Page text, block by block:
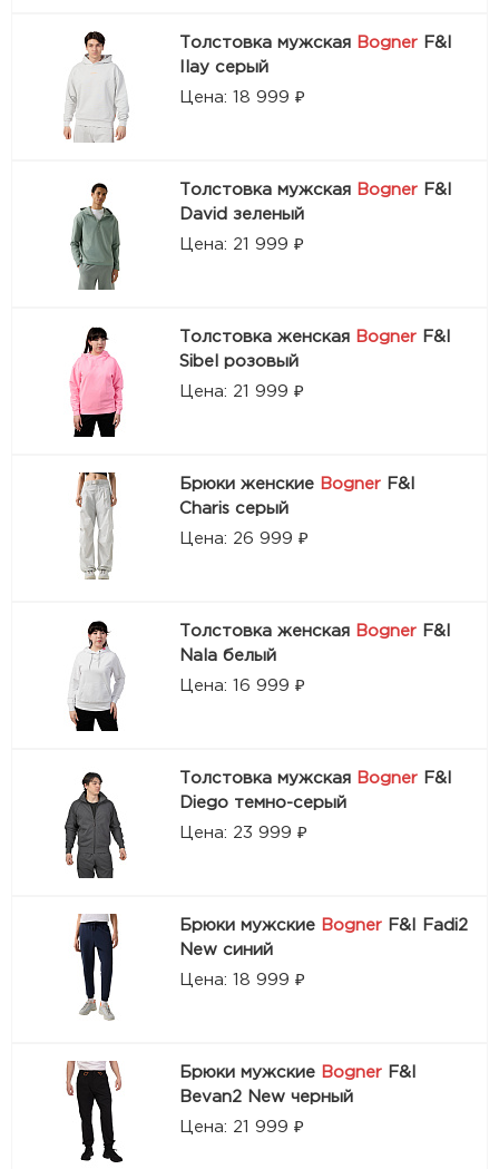
Толстовка мужская Bogner F&I
Ilay серый
Цена: 18 999 ₽
Толстовка мужская Bogner F&I
David зеленый
Цена: 21 999 ₽
Толстовка женская Bogner F&I
Sibel розовый
Цена: 21 999 ₽
Брюки женские Bogner F&I
Charis серый
Цена: 26 999 ₽
Толстовка женская Bogner F&I
Nala белый
Цена: 16 999 ₽
Толстовка мужская Bogner F&I
Diego темно-серый
Цена: 23 999 ₽
Брюки мужские Bogner F&I Fadi2
New синий
Цена: 18 999 ₽
Брюки мужские Bogner F&I
Bevan2 New черный
Цена: 21 999 ₽